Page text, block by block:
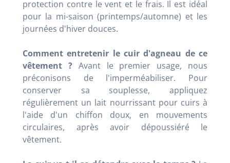
protection contre le vent et le frais. Il est idéal
pour la mi-saison (printemps/automne) et les
journées d'hiver douces.
Comment entretenir le cuir d'agneau de ce
vêtement ?Avant le premier usage, nous
préconisons de l'imperméabiliser. Pour
conserver sa souplesse, appliquez
régulièrement un lait nourrissant pour cuirs à
l'aide d'un chiffon doux, en mouvements
circulaires, après avoir dépoussiéré le
vêtement.